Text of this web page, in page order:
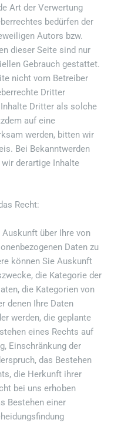
Art der Verwertung
bedürfen der
Autors bzw.
dieser Seite sind nur
Gebrauch gestattet.
nicht vom Betreiber
Dritter
Dritter als solche
auf eine
werden, bitten wir
Bei Bekanntwerden
derartige Inhalte
Recht:
Auskunft über Ihre von
Daten zu
können Sie Auskunft
die Kategorie der
die Kategorien von
denen Ihre Daten
werden, die geplante
eines Rechts auf
Einschränkung der
das Bestehen
die Herkunft ihrer
bei uns erhoben
Bestehen einer